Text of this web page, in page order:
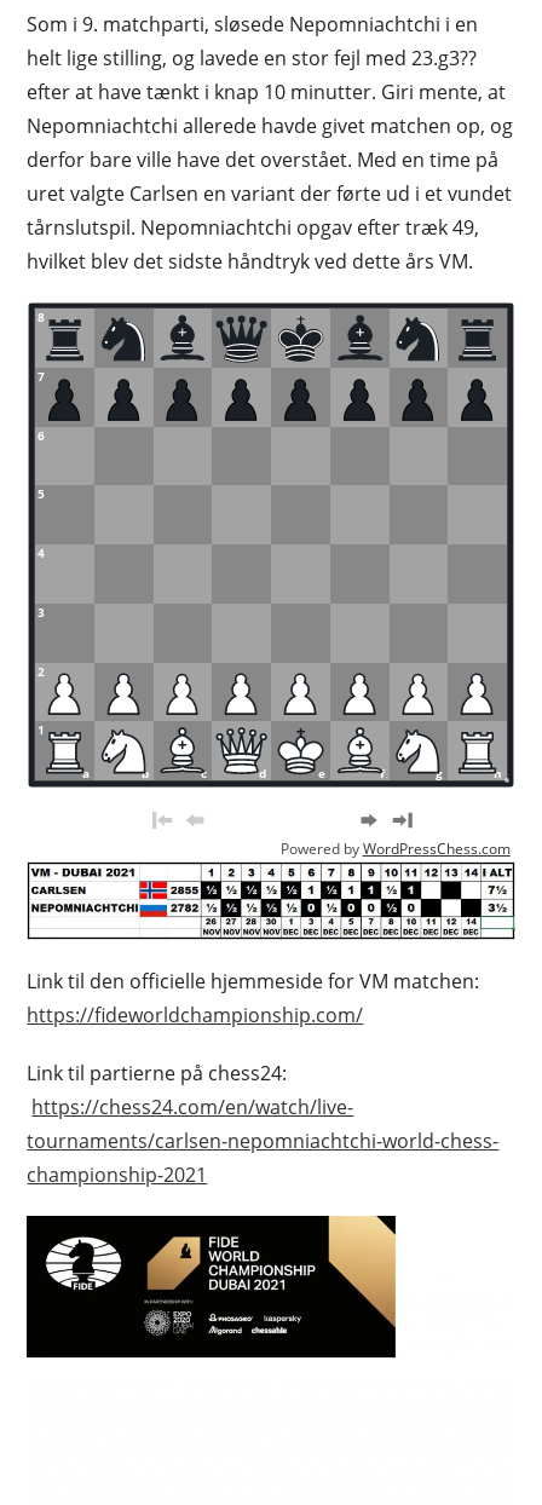
Som i 9. matchparti, sløsede Nepomniachtchi i en
helt lige stilling, og lavede en stor fejl med 23.g3??
efter at have tænkt i knap 10 minutter. Giri mente, at
Nepomniachtchi allerede havde givet matchen op, og
derfor bare ville have det overstået. Med en time på
uret valgte Carlsen en variant der førte ud i et vundet
tårnslutspil. Nepomniachtchi opgav efter træk 49,
hvilket blev det sidste håndtryk ved dette års VM.
8
7
6
5
4
3
2
1
a b c d e f g h
Powered byWordPressChess.com
Link til den officielle hjemmeside for VM matchen:
https://fideworldchampionship.com/
Link til partierne på chess24:
https://chess24.com/en/watch/live-
tournaments/carlsen-nepomniachtchi-world-chess-
championship-2021